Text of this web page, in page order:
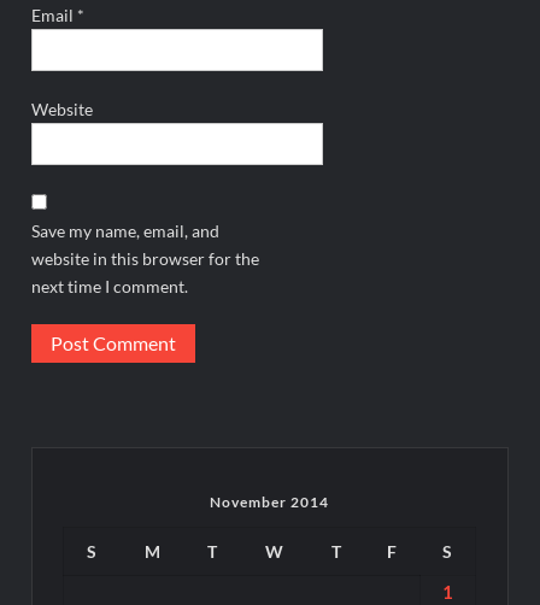
Email *
Website
Save my name, email, and
website in this browser for the
next time I comment.
November 2014
S M T W T F S
1